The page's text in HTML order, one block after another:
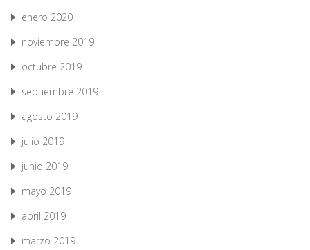
enero 2020
noviembre 2019
octubre 2019
septiembre 2019
agosto 2019
julio 2019
junio 2019
mayo 2019
abril 2019
marzo 2019